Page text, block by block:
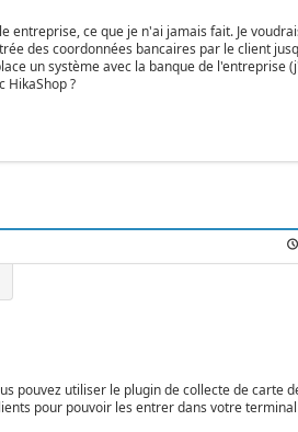
entreprise, ce que je n'ai jamais fait. Je
des coordonnées bancaires par le client
un système avec la banque de l'entreprise
HikaShop ?
pouvez utiliser le plugin de collecte de carte
pour pouvoir les entrer dans votre